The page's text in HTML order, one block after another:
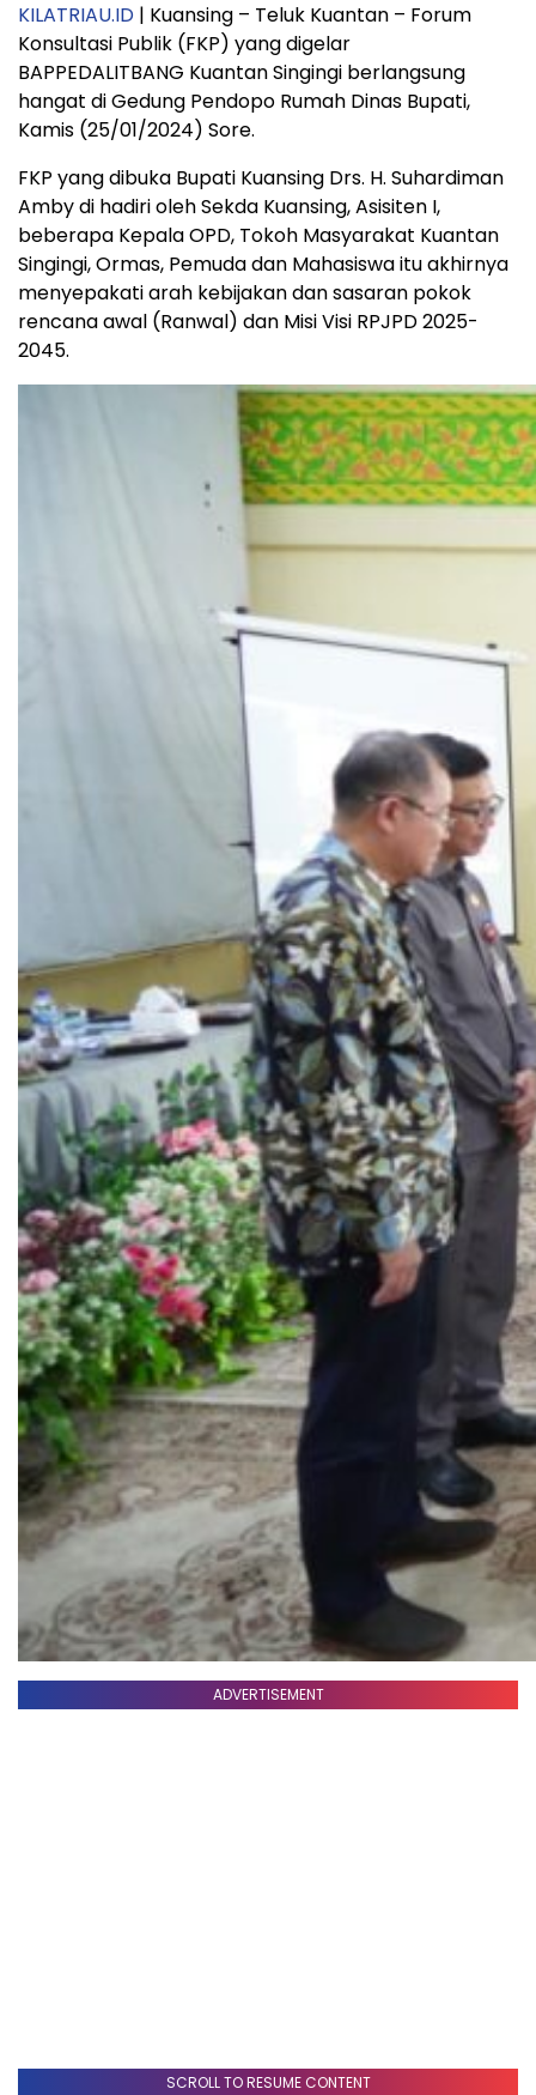
KILATRIAU.ID | Kuansing – Teluk Kuantan – Forum
Konsultasi Publik (FKP) yang digelar
BAPPEDALITBANG Kuantan Singingi berlangsung
hangat di Gedung Pendopo Rumah Dinas Bupati,
Kamis (25/01/2024) Sore.
FKP yang dibuka Bupati Kuansing Drs. H. Suhardiman
Amby di hadiri oleh Sekda Kuansing, Asisiten I,
beberapa Kepala OPD, Tokoh Masyarakat Kuantan
Singingi, Ormas, Pemuda dan Mahasiswa itu akhirnya
menyepakati arah kebijakan dan sasaran pokok
rencana awal (Ranwal) dan Misi Visi RPJPD 2025-
2045.
ADVERTISEMENT
SCROLL TO RESUME CONTENT